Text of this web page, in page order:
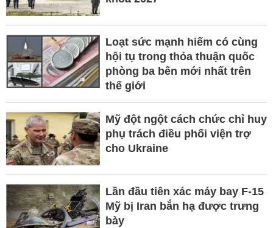
Loạt sức mạnh hiếm có cùng
hội tụ trong thỏa thuận quốc
phòng ba bên mới nhất trên
thế giới
Mỹ đột ngột cách chức chỉ huy
phụ trách điều phối viện trợ
cho Ukraine
Lần đầu tiên xác máy bay F-15
Mỹ bị Iran bắn hạ được trưng
bày